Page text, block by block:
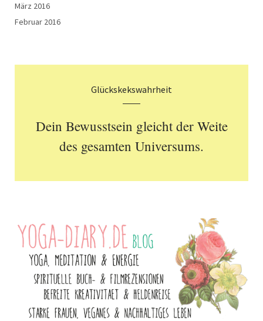
März 2016
Februar 2016
Glückskekswahrheit
Dein Bewusstsein gleicht der Weite
des gesamten Universums.